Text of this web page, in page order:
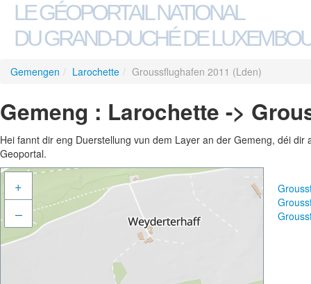
LE GÉOPORTAIL NATIONAL
DU GRAND-DUCHÉ DE
Gemengen / Larochette / Groussflughafen 2011 (Lden)
Gemeng : Larochette ->
Hei fannt dir eng Duerstellung vun dem Layer an der Gemeng, déi
Geoportal.
+
–